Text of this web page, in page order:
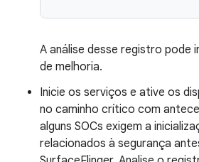
A análise desse registro pode
de melhoria.
Inicie os serviços e ative os
no caminho crítico com
alguns SOCs exigem a
relacionados à segurança